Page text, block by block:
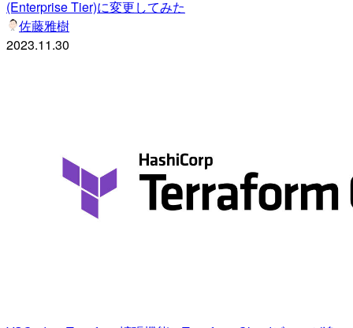
(Enterprise Tier)に変更してみた
佐藤雅樹
2023.11.30